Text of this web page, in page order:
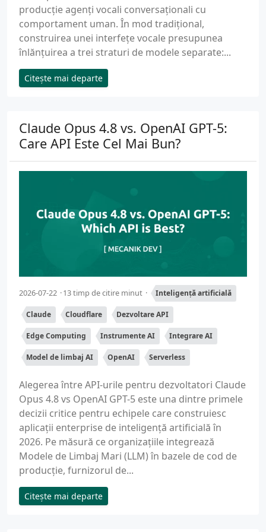
producție agenți vocali conversaționali cu
comportament uman. În mod tradițional,
construirea unei interfețe vocale presupunea
înlănțuirea a trei straturi de modele separate:...
Citește mai departe
Claude Opus 4.8 vs. OpenAI GPT-5:
Care API Este Cel Mai Bun?
2026-07-22 13 timp de citire minut Inteligență artificială
Claude Cloudflare Dezvoltare API
Edge Computing Instrumente AI Integrare AI
Model de limbaj AI OpenAI Serverless
Alegerea între API-urile pentru dezvoltatori Claude
Opus 4.8 vs OpenAI GPT-5 este una dintre primele
decizii critice pentru echipele care construiesc
aplicații enterprise de inteligență artificială în
2026. Pe măsură ce organizațiile integrează
Modele de Limbaj Mari (LLM) în bazele de cod de
producție, furnizorul de...
Citește mai departe